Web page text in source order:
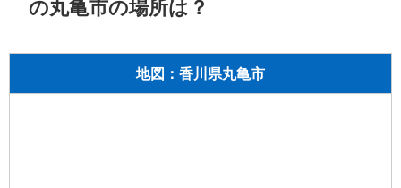
の丸亀市の場所は？
地図：香川県丸亀市